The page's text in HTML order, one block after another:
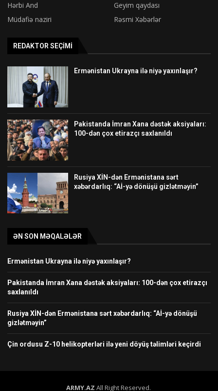
Hərbi And
Geyim qaydası
Müdafiə naziri
Rəsmi Xəbərlər
REDAKTOR SEÇIMI
Ermənistan Ukrayna ilə niyə yaxınlaşır?
Pakistanda İmran Xana dəstək aksiyaları:
100-dən çox etirazçı saxlanıldı
Rusiya XİN-dən Ermənistana sərt
xəbərdarlıq: “Aİ-yə dönüşü gizlətməyin”
ƏN SON MƏQALƏLƏR
Ermənistan Ukrayna ilə niyə yaxınlaşır?
Pakistanda İmran Xana dəstək aksiyaları: 100-dən çox etirazçı
saxlanıldı
Rusiya XİN-dən Ermənistana sərt xəbərdarlıq: “Aİ-yə dönüşü
gizlətməyin”
Çin ordusu Z-10 helikopterləri ilə yeni döyüş təlimləri keçirdi
ARMY.AZ All Right Reserved.